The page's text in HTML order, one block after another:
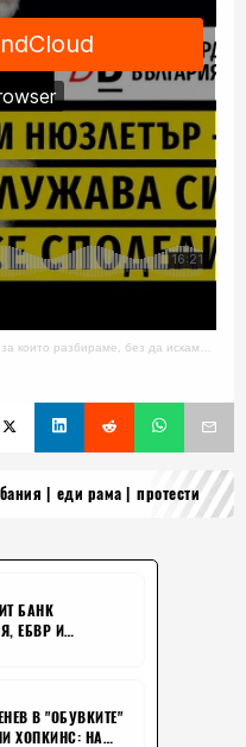
разбираме, без да искаме, Епизод 18
еди рама протести